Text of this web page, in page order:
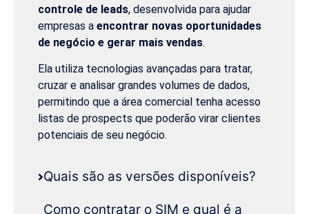
controle de leads, desenvolvida para ajudar
empresas a encontrar novas oportunidades
de negócio e gerar mais vendas.
Ela utiliza tecnologias avançadas para tratar,
cruzar e analisar grandes volumes de dados,
permitindo que a área comercial tenha acesso
listas de prospects que poderão virar clientes
potenciais de seu negócio.
Quais são as versões disponíveis?
Como contratar o SIM e qual é a